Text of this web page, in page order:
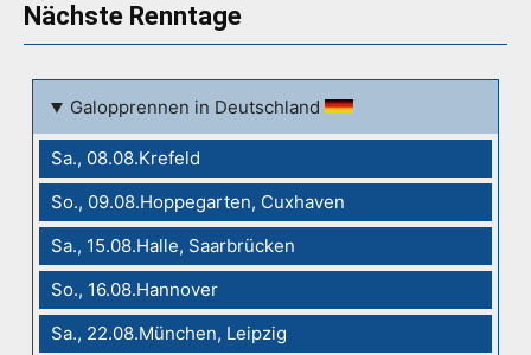
Nächste Renntage
Galopprennen in Deutschland
Sa., 08.08.Krefeld
So., 09.08.Hoppegarten, Cuxhaven
Sa., 15.08.Halle, Saarbrücken
So., 16.08.Hannover
Sa., 22.08.München, Leipzig